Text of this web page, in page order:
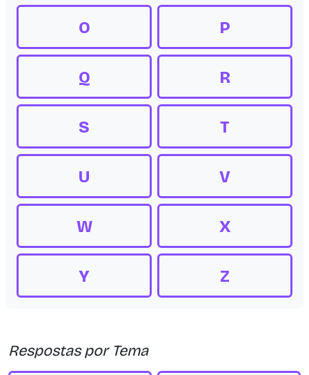
O P
Q R
S T
U V
W X
Y Z
Respostas por Tema